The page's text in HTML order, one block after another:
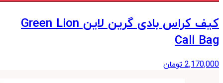
کیف کراس بادی گرین لاین Green Lion
Cali Bag
2,170,000 تومان